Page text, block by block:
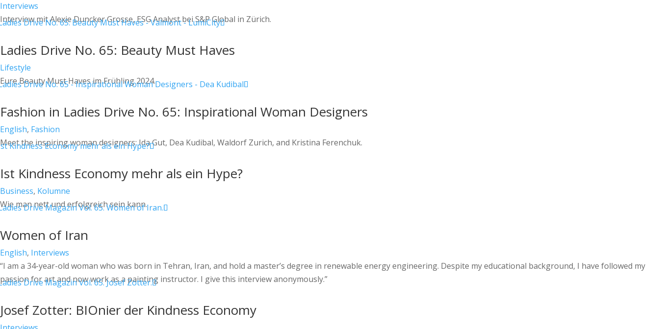
Interviews
Interview mit Alexie Duncker Grosse, ESG Analyst bei S&P Global in Zürich.
Ladies Drive No. 65: Beauty Must Haves
Lifestyle
Eure Beauty Must Haves im Frühling 2024.
Fashion in Ladies Drive No. 65: Inspirational Woman Designers
English, Fashion
Meet the inspiring woman designers: Ida Gut, Dea Kudibal, Waldorf Zurich, and Kristina Ferenchuk.
Ist Kindness Economy mehr als ein Hype?
Business, Kolumne
Wie man nett und erfolgreich sein kann.
Women of Iran
English, Interviews
“I am a 34-year-old woman who was born in Tehran, Iran, and hold a master’s degree in renewable energy engineering. Despite my educational background, I have followed my
passion for art and now work as a painting instructor. I give this interview anonymously.”
Josef Zotter: BIOnier der Kindness Economy